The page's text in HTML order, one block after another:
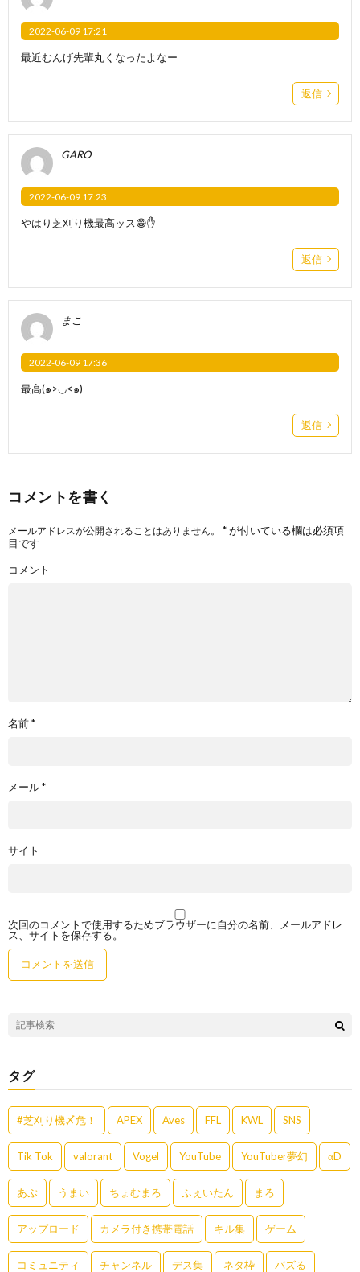
2022-06-09 17:21
最近むんげ先輩丸くなったよなー
返信
GARO
2022-06-09 17:23
やはり芝刈り機最高ッス😁✋
返信
まこ
2022-06-09 17:36
最高(๑>◡<๑)
返信
コメントを書く
メールアドレスが公開されることはありません。 *が付いている欄は必須項
目です
コメント
名前*
メール*
サイト
次回のコメントで使用するためブラウザーに自分の名前、メールアドレ
ス、サイトを保存する。
タグ
#芝刈り機〆危！ APEX Aves FFL KWL SNS
Tik Tok valorant Vogel YouTube YouTuber夢幻 αD
あぶ うまい ちょむまろ ふぇいたん まろ
アップロード カメラ付き携帯電話 キル集 ゲーム
コミュニティ チャンネル デス集 ネタ枠 バズる